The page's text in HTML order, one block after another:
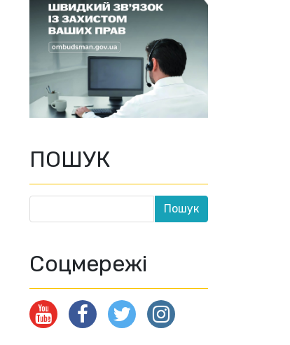
ПОШУК
Соцмережі